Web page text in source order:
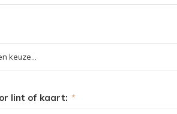
lint of kaart: *